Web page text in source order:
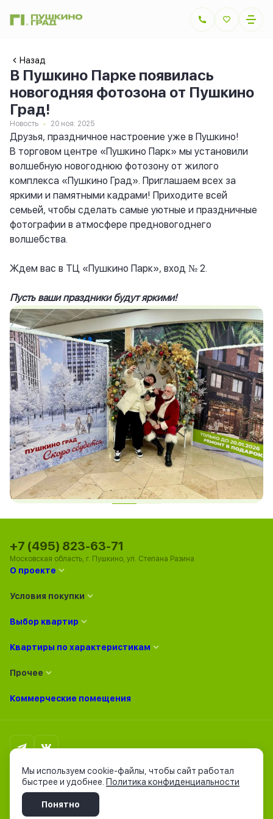
Назад
В Пушкино Парке появилась
новогодняя фотозона от Пушкино
Град!
Новость 20 ноя. 2025
Друзья, праздничное настроение уже в Пушкино!
В торговом центре «Пушкино Парк» мы установили
волшебную новогоднюю фотозону от жилого
комплекса «Пушкино Град». Приглашаем всех за
яркими и памятными кадрами! Приходите всей
семьей, чтобы сделать самые уютные и праздничные
фотографии в атмосфере предновогоднего
волшебства.
Ждем вас в ТЦ «Пушкино Парк», вход № 2.
Пусть ваши праздники будут яркими!
О проекте
Условия покупки
Выбор квартир
Квартиры по характеристикам
Прочее
Коммерческие помещения
+7 (495) 823-63-71
Московская область, г. Пушкино, ул. Степана Разина
Политика конфиденциальности
Согласие на обработку персональных данных
Согласие на получение рассылки рекламно-информационных
материалов
Мы используем cookie-файлы, чтобы сайт работал
быстрее и удобнее. Политика конфиденциальности
Понятно